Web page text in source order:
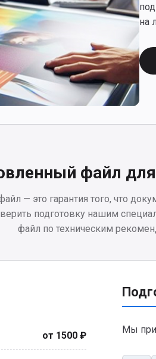
на
файл
— это гарантия того, что
подготовку нашим
файл по техническим
от 1500 ₽
Мы